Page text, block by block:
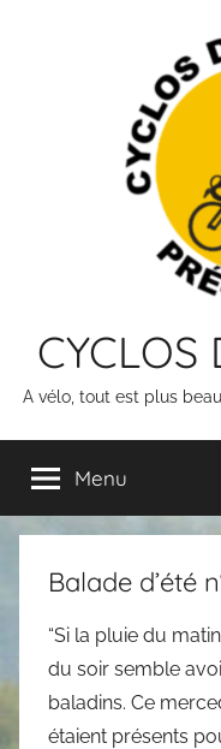
CYCLOS
A vélo, tout est plus
Menu
Balade d’été
“Si la pluie du
du soir semble
baladins. Ce
étaient présents